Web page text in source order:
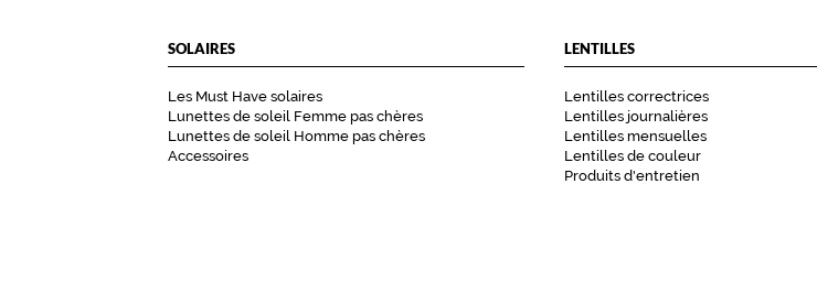
SOLAIRES
Les Must Have solaires
Lunettes de soleil Femme pas chères
Lunettes de soleil Homme pas chères
Accessoires
LENTILLES
Lentilles correctrices
Lentilles journalières
Lentilles mensuelles
Lentilles de couleur
Produits d'entretien